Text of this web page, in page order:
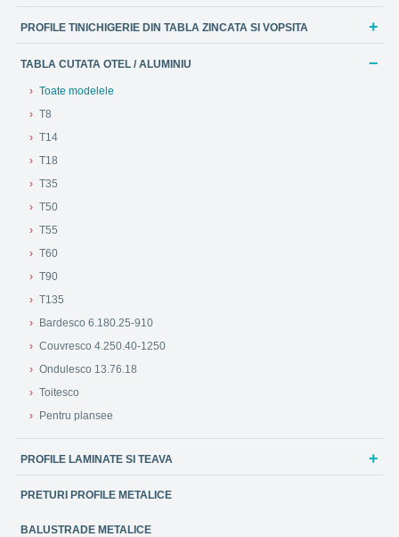
PROFILE TINICHIGERIE DIN TABLA ZINCATA SI VOPSITA
TABLA CUTATA OTEL / ALUMINIU
Toate modelele
T8
T14
T18
T35
T50
T55
T60
T90
T135
Bardesco 6.180.25-910
Couvresco 4.250.40-1250
Ondulesco 13.76.18
Toitesco
Pentru plansee
PROFILE LAMINATE SI TEAVA
PRETURI PROFILE METALICE
BALUSTRADE METALICE